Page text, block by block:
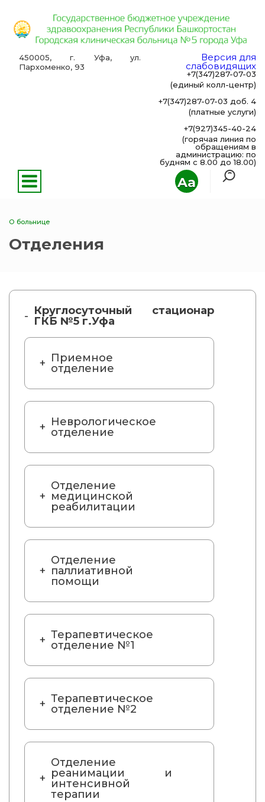
Aa
450005, г. Уфа, ул.
Пархоменко, 93
Версия для
слабовидящих
+7(347)287-07-03
(единый колл-центр)
+7(347)287-07-03 доб. 4
(платные услуги)
+7(927)345-40-24
(горячая линия по
обращениям в
администрацию: по
будням с 8.00 до 18.00)
О больнице
Отделения
Круглосуточный стационар
ГКБ №5 г.Уфа
Приемное
отделение
Неврологическое
отделение
Отделение
медицинской
реабилитации
Отделение
паллиативной
помощи
Терапевтическое
отделение №1
Терапевтическое
отделение №2
Отделение
реанимации и
интенсивной
терапии